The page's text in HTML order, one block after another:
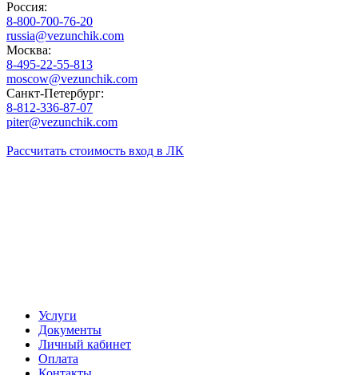
Россия:
8-800-700-76-20
russia@vezunchik.com
Москва:
8-495-22-55-813
moscow@vezunchik.com
Санкт-Петербург:
8-812-336-87-07
piter@vezunchik.com
Рассчитать стоимость вход в ЛК
Услуги
Документы
Личный кабинет
Оплата